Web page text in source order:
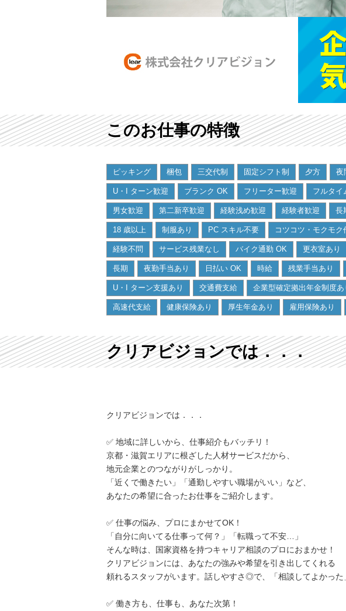
このお仕事の特徴
ピッキング 梱包 三交代制 固定シフト制 夕方 夜
U・I ターン歓迎 ブランク OK フリーター歓迎 フルタイ
男女歓迎 第二新卒歓迎 経験浅め歓迎 経験者歓迎 長
18 歳以上 制服あり PC スキル不要 コツコツ・モクモク
経験不問 サービス残業なし バイク通勤 OK 更衣室あり
長期 夜勤手当あり 日払い OK 時給 残業手当あり
U・I ターン支援あり 交通費支給 企業型確定拠出年金制度あ
高速代支給 健康保険あり 厚生年金あり 雇用保険あり
クリアビジョンでは．．．
クリアビジョンでは．．．
✅ 地域に詳しいから、仕事紹介もバッチリ！
京都・滋賀エリアに根ざした人材サービスだから、
地元企業とのつながりがしっかり。
「近くで働きたい」「通勤しやすい職場がいい」など、
あなたの希望に合ったお仕事をご紹介します。
✅ 仕事の悩み、プロにまかせてOK！
「自分に向いてる仕事って何？」「転職って不安…」
そんな時は、国家資格を持つキャリア相談のプロにおまかせ！
クリアビジョンには、あなたの強みや希望を引き出してくれる
頼れるスタッフがいます。話しやすさ◎で、「相談してよかった
✅ 働き方も、仕事も、あなた次第！